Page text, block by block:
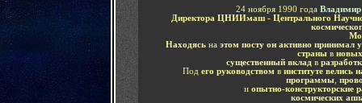
24 ноября 1990 года
Директора ЦНИИмаш - Центрального Научно-
Находясь на этом посту он активно принимал
страны в
существенный вклад в
Под его руководством винституте велись
программы,
и опытно-конструкторские
космических